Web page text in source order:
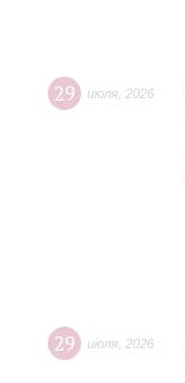
29 июля 2026
29 июля 2026